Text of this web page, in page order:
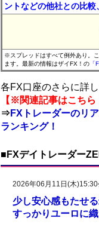
ントなどの他社との比
※スプレッドはすべて例外あり。
ます。最新の情報はザイFX！の 「
各FX口座のさらに詳
【※関連記事はこちら
⇒FXトレーダーのリ
ランキング！
■FXデイトレーダー
2026年06月11日(木
少し安心感もたせ
すっかりユーロに